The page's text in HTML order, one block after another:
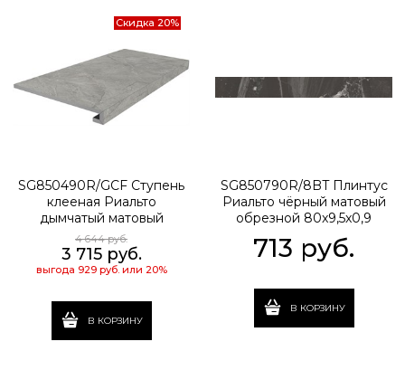
Скидка 20%
SG850490R/GCF Ступень
клееная Риальто
дымчатый матовый
33x80x0,9
4 644 руб.
3 715 руб.
выгода 929 руб.или 20%
В КОРЗИНУ
SG850790R/8BT Плинтус
Риальто чёрный матовый
обрезной 80x9,5x0,9
713 руб.
В КОРЗИНУ